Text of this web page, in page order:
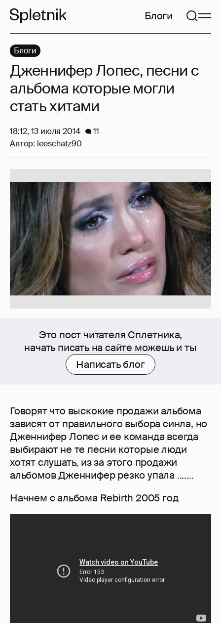
Блоги
Это пост читателя Сплетника,
начать писать на сайте можешь и ты
Написать блог
Говорят что выскокие продажи альбома
зависят от правильного выбора синла, но
Дженнифер Лопес и ее команда всегда
выбирают не те песни которые люди
хотят слушать, из за этого продажи
альбомов Дженнифер резко упала .......
Начнем с альбома Rebirth 2005 год
Блоги
Дженнифер Лопес, песни с
альбома которые могли
стать хитами
18:12, 13 июля 2014
11
Автор: leeschatz90